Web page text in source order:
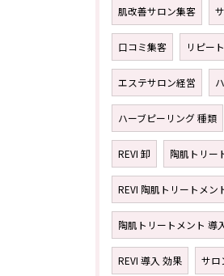
肌改善サロン集客
口コミ集客 リピー
エステサロン経営
ハーブピーリング 種類
REVI 卸 陶肌トリー
REVI 陶肌トリートメン
陶肌トリートメント 導
REVI 導入 効果 サロ